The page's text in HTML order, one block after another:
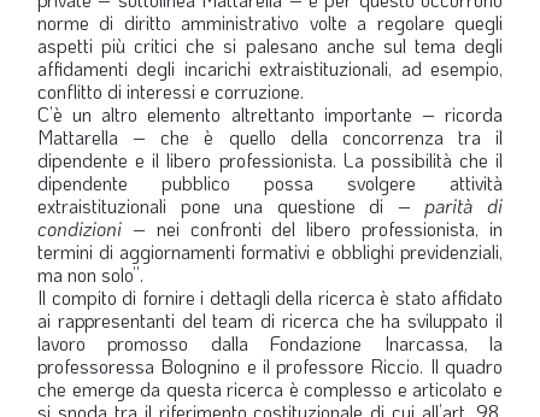
norme di diritto amministrativo volte a regolare quegli
aspetti più critici che si palesano anche sul tema degli
affidamenti degli incarichi extraistituzionali, ad esempio,
conflitto di interessi e corruzione.
C’è un altro elemento altrettanto importante – ricorda
Mattarella – che è quello della concorrenza tra il
dipendente e il libero professionista. La possibilità che il
dipendente pubblico possa svolgere attività
extraistituzionali pone una questione di – parità di
condizioni – nei confronti del libero professionista, in
termini di aggiornamenti formativi e obblighi previdenziali,
ma non solo”.
Il compito di fornire i dettagli della ricerca è stato affidato
ai rappresentanti del team di ricerca che ha sviluppato il
lavoro promosso dalla Fondazione Inarcassa, la
professoressa Bolognino e il professore Riccio. Il quadro
che emerge da questa ricerca è complesso e articolato e
si snoda tra il riferimento costituzionale di cui all’art. 98,